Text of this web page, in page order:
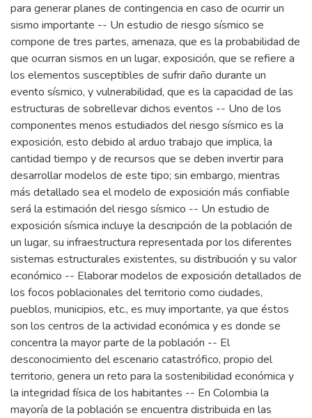
para generar planes de contingencia en caso de ocurrir un
sismo importante -- Un estudio de riesgo sísmico se
compone de tres partes, amenaza, que es la probabilidad de
que ocurran sismos en un lugar, exposición, que se refiere a
los elementos susceptibles de sufrir daño durante un
evento sísmico, y vulnerabilidad, que es la capacidad de las
estructuras de sobrellevar dichos eventos -- Uno de los
componentes menos estudiados del riesgo sísmico es la
exposición, esto debido al arduo trabajo que implica, la
cantidad tiempo y de recursos que se deben invertir para
desarrollar modelos de este tipo; sin embargo, mientras
más detallado sea el modelo de exposición más confiable
será la estimación del riesgo sísmico -- Un estudio de
exposición sísmica incluye la descripción de la población de
un lugar, su infraestructura representada por los diferentes
sistemas estructurales existentes, su distribución y su valor
económico -- Elaborar modelos de exposición detallados de
los focos poblacionales del territorio como ciudades,
pueblos, municipios, etc., es muy importante, ya que éstos
son los centros de la actividad económica y es donde se
concentra la mayor parte de la población -- El
desconocimiento del escenario catastrófico, propio del
territorio, genera un reto para la sostenibilidad económica y
la integridad física de los habitantes -- En Colombia la
mayoría de la población se encuentra distribuida en las